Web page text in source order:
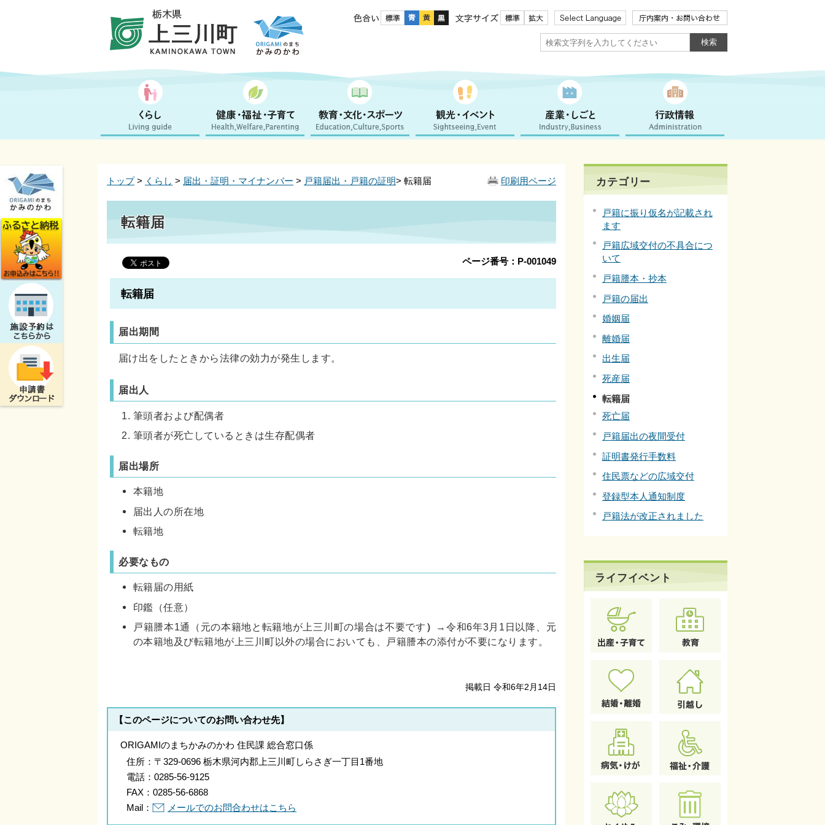
色合い 文字サイズ
印刷用ページ
トップ> くらし > 届出・証明・マイナンバー > 戸籍届出・戸籍の証明> 転籍届
転籍届
ページ番号：P-001049
転籍届
届出期間
届け出をしたときから法律の効力が発生します。
届出人
筆頭者および配偶者
筆頭者が死亡しているときは生存配偶者
届出場所
本籍地
届出人の所在地
転籍地
必要なもの
転籍届の用紙
印鑑（任意）
戸籍謄本1通（元の本籍地と転籍地が上三川町の場合は不要です ）
→令和6年3月1日以降、元
の本籍地及び転籍地が上三川町以外の場合においても、戸籍謄本の添付が不要になります。
掲載日 令和6年2月14日
【このページについてのお問い合わせ先】
ORIGAMIのまちかみのかわ 住民課 総合窓口係
住所： 〒329-0696 栃木県河内郡上三川町しらさぎ一丁目1番地
電話： 0285-56-9125
FAX： 0285-56-6868
Mail：
メールでのお問合わせはこちら
カテゴリー
戸籍に振り仮名が記載され
ます
戸籍広域交付の不具合につ
いて
戸籍謄本・抄本
戸籍の届出
婚姻届
離婚届
出生届
死産届
転籍届
死亡届
戸籍届出の夜間受付
証明書発行手数料
住民票などの広域交付
登録型本人通知制度
戸籍法が改正されました
ライフイベント